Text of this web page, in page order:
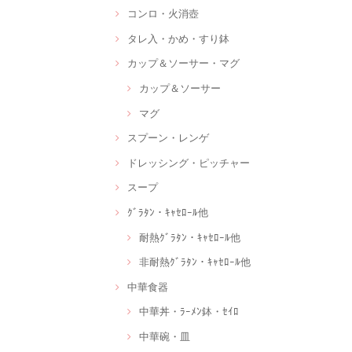
コンロ・火消壺
タレ入・かめ・すり鉢
カップ＆ソーサー・マグ
カップ＆ソーサー
マグ
スプーン・レンゲ
ドレッシング・ピッチャー
スープ
ｸﾞﾗﾀﾝ・ｷｬｾﾛｰﾙ他
耐熱ｸﾞﾗﾀﾝ・ｷｬｾﾛｰﾙ他
非耐熱ｸﾞﾗﾀﾝ・ｷｬｾﾛｰﾙ他
中華食器
中華丼・ﾗｰﾒﾝ鉢・ｾｲﾛ
中華碗・皿